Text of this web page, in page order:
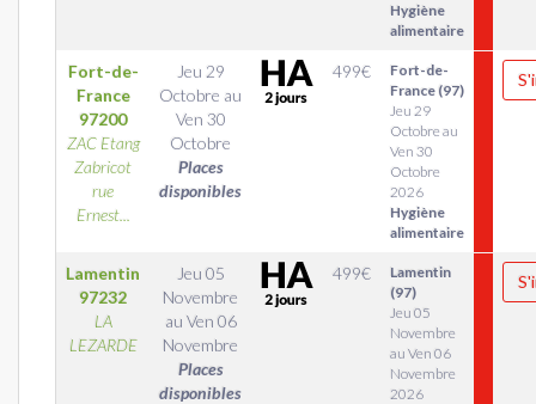
Hygiène
alimentaire
Fort-de-
France
97200
ZAC Etang
Zabricot
rue
Ernest...
Jeu 29
Octobre au
Ven 30
Octobre
Places
disponibles
499€
Fort-de-
France (97)
Jeu 29
Octobre au
Ven 30
Octobre
2026
Hygiène
alimentaire
Lamentin
97232
LA
LEZARDE
Jeu 05
Novembre
au Ven 06
Novembre
Places
disponibles
499€
Lamentin
(97)
Jeu 05
Novembre
au Ven 06
Novembre
2026